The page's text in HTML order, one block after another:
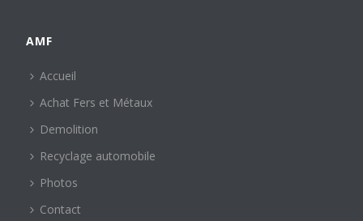
AMF
Accueil
Achat Fers et Métaux
Demolition
Recyclage automobile
Photos
Contact